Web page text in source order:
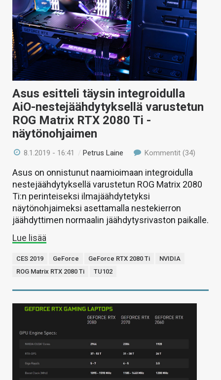
Asus esitteli täysin integroidulla
AiO-nestejäähdytyksellä varustetun
ROG Matrix RTX 2080 Ti -
näytönohjaimen
8.1.2019 - 16:41 /Petrus Laine Kommentit (34)
Asus on onnistunut naamioimaan integroidulla
nestejäähdytyksellä varustetun ROG Matrix 2080
Ti:n perinteiseksi ilmajäähdytetyksi
näytönohjaimeksi asettamalla nestekierron
jäähdyttimen normaalin jäähdytysrivaston paikalle.
Lue lisää
CES 2019 GeForce GeForce RTX 2080 Ti
NVIDIA
ROG Matrix RTX 2080 Ti
TU102